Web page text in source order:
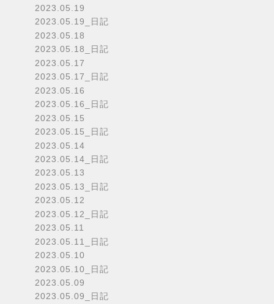
2023.05.19
2023.05.19_日記
2023.05.18
2023.05.18_日記
2023.05.17
2023.05.17_日記
2023.05.16
2023.05.16_日記
2023.05.15
2023.05.15_日記
2023.05.14
2023.05.14_日記
2023.05.13
2023.05.13_日記
2023.05.12
2023.05.12_日記
2023.05.11
2023.05.11_日記
2023.05.10
2023.05.10_日記
2023.05.09
2023.05.09_日記